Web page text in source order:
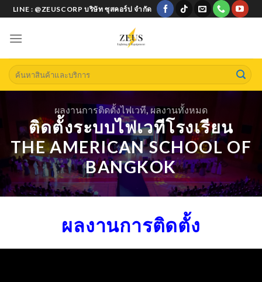
Skip
to
content
LINE : @ZEUSCORP บริษัท ซุสคอร์ป จำกัด
Search
for:
ผลงานการติดตั้งไฟเวที,ผลงานทั้งหมด
ติดตั้งระบบไฟเวทีโรงเรียน
THE AMERICAN SCHOOL OF
BANGKOK
ผลงานการติดตั้ง